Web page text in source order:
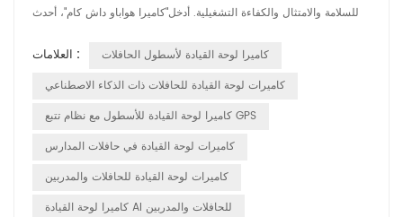
للسلامة والامتثال والكفاءة التشغيلية. أدخل"كاميرا هواباو داش كام"، أحدث
في كيفية مراقبة مشغلي النقل وحماية أساطيلهم. "لماذا تُعدّ كاميرا لوحة
العلامات :
كاميرا لوحة القيادة لأسطول الحافلات
كاميرات لوحة القيادة للحافلات ذات الذكاء الاصطناعي
كاميرا لوحة القيادة للأسطول مع نظام تتبع GPS
كاميرات لوحة القيادة في حافلات المدارس
كاميرات لوحة القيادة للحافلات والمدربين
كاميرا لوحة القيادة AI للحافلات والمدربين